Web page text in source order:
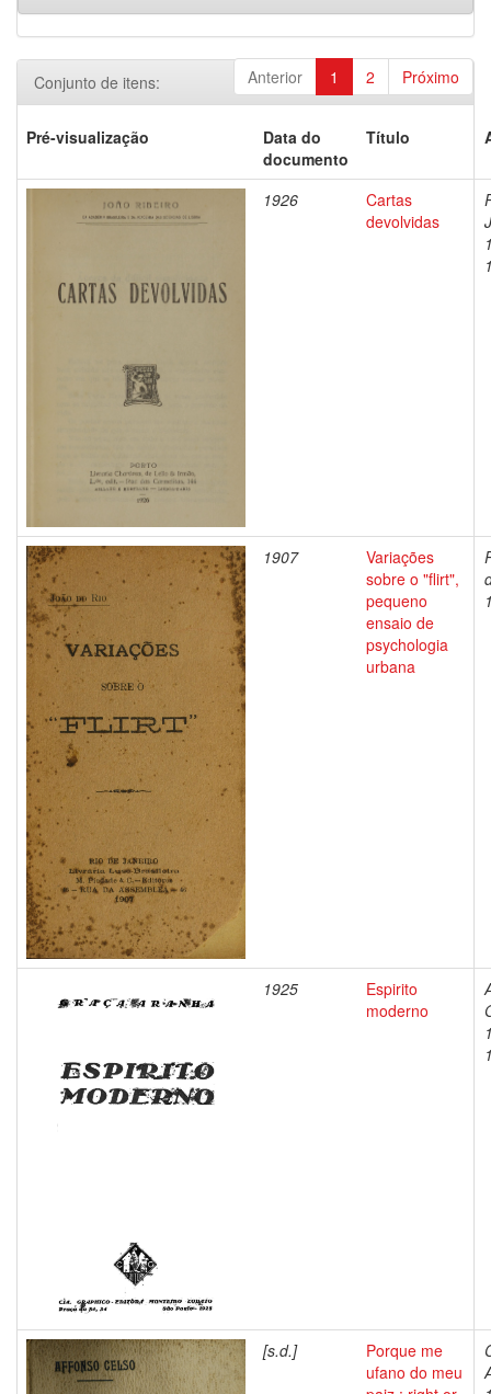
Anterior 1 2 Próximo
Conjunto de itens:
Pré-visualização
Data do
documento
Título
1926
Cartas
devolvidas
1907
Variações
sobre o "flirt",
pequeno
ensaio de
psychologia
urbana
1925
Espirito
moderno
[s.d.]
Porque me
ufano do meu